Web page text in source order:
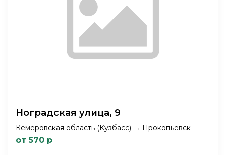
Ноградская улица, 9
Кемеровская область (Кузбасс) → Прокопьевск
от 570 р